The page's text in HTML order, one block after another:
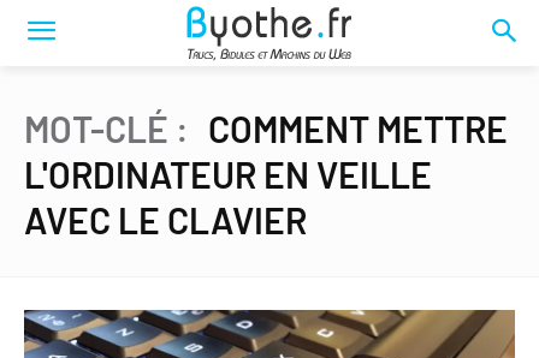
MOT-CLÉ : COMMENT METTRE
L'ORDINATEUR EN VEILLE
AVEC LE CLAVIER